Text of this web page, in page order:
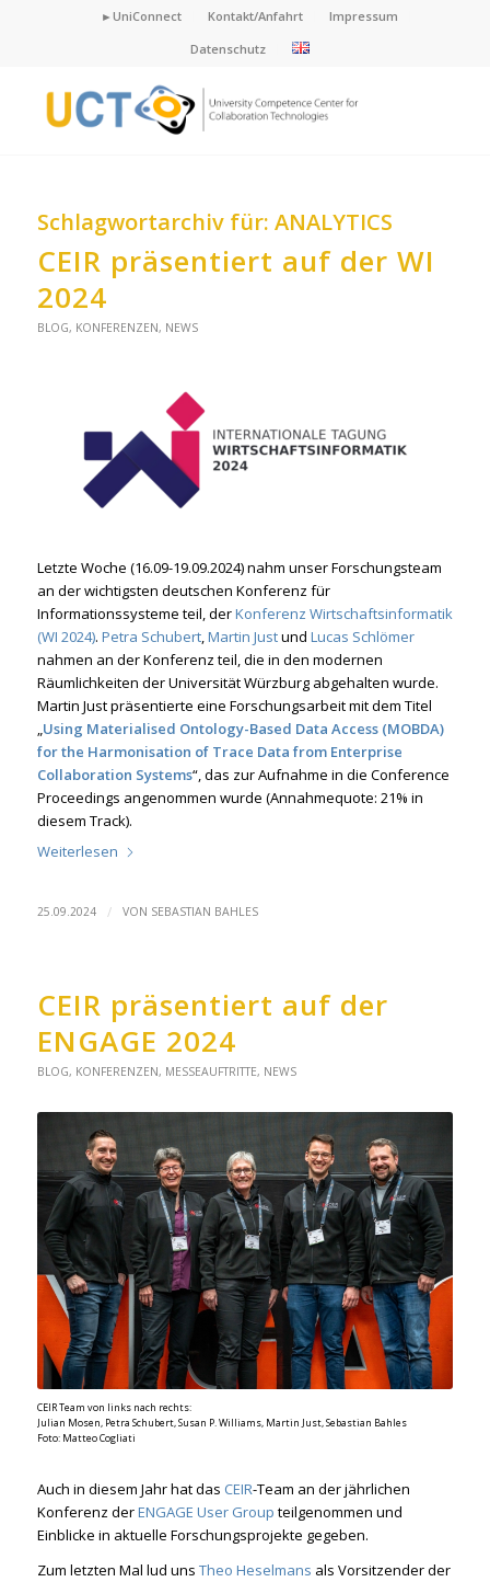
►UniConnect Kontakt/Anfahrt
Impressum
Datenschutz
Schlagwortarchiv für: ANALYTICS
CEIR präsentiert auf der WI
2024
BLOG, KONFERENZEN, NEWS
Letzte Woche (16.09-19.09.2024) nahm unser Forschungsteam
an der wichtigsten deutschen Konferenz für
Informationssysteme teil, derKonferenz Wirtschaftsinformatik
(WI 2024). Petra Schubert,Martin Justund Lucas Schlömer
nahmen an der Konferenz teil, die in den modernen
Räumlichkeiten der Universität Würzburg abgehalten wurde.
Martin Just präsentierte eine Forschungsarbeit mit dem Titel
„Using Materialised Ontology-Based Data Access (MOBDA)
for the Harmonisation of Trace Data from Enterprise
Collaboration Systems“, das zur Aufnahme in die Conference
Proceedings angenommen wurde (Annahmequote: 21% in
diesem Track).
Weiterlesen
25.09.2024 / VON SEBASTIAN BAHLES
CEIR präsentiert auf der
ENGAGE 2024
BLOG, KONFERENZEN, MESSEAUFTRITTE, NEWS
CEIR Team von links nach rechts:
Julian Mosen, Petra Schubert, Susan P. Williams, Martin Just, Sebastian Bahles
Foto: Matteo Cogliati
Auch in diesem Jahr hat das CEIR-Team an der jährlichen
Konferenz derENGAGE User Group teilgenommen und
Einblicke in aktuelle Forschungsprojekte gegeben.
Zum letzten Mal lud uns Theo Heselmans als Vorsitzender der